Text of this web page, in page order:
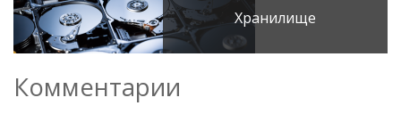
Хранилище
Комментарии